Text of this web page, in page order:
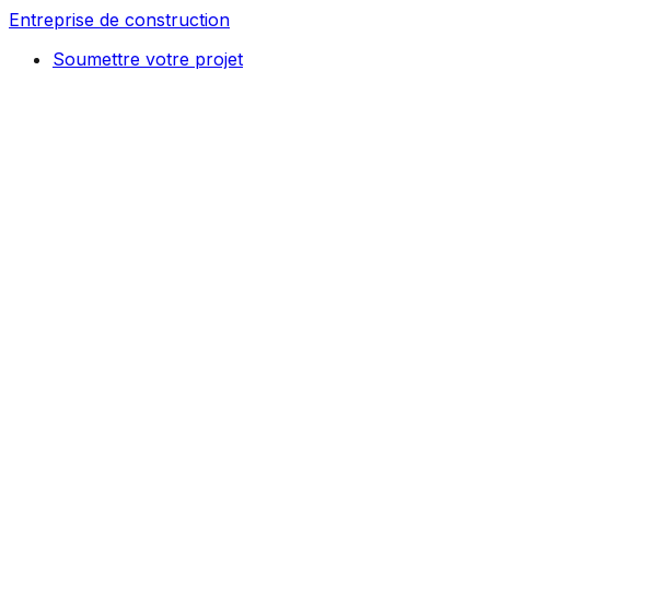
Entreprise de construction
Soumettre votre projet